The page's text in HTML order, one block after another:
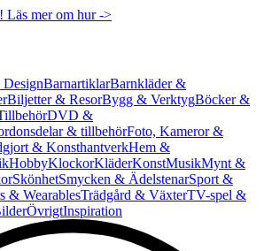
Läs mer om hur ->
BarnartiklarBarnkläder &
Biljetter & ResorBygg & VerktygBöcker &
DVD &
& tillbehörFoto, Kameror &
& KonsthantverkHem &
HobbyKlockorKläderKonstMusikMynt &
SkönhetSmycken & ÄdelstenarSport &
& WearablesTrädgård & VäxterTV-spel &
ÖvrigtInspiration